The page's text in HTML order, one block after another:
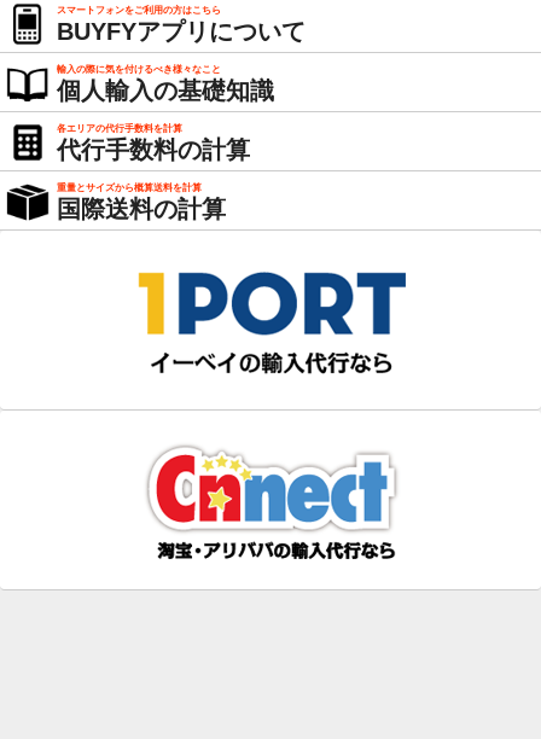
スマートフォンをご利用の方はこちら
BUYFYアプリについて
輸入の際に気を付けるべき様々なこと
個人輸入の基礎知識
各エリアの代行手数料を計算
代行手数料の計算
重量とサイズから概算送料を計算
国際送料の計算